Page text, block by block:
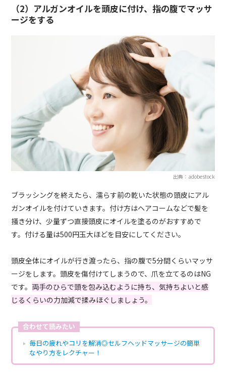
（2）アルガンオイルを頭皮に付け、指の腹でマッサ
ージをする
出典：adobestock
ブラッシングを終えたら、濡らす前の乾いた状態の頭皮にアル
ガンオイルを付けていきます。付け方はヘアコームなどで髪を
掻き分け、少量ずつ直接頭皮にオイルを塗るのがおすすめで
す。付ける量は500円玉大ほどを目安にしてください。
頭皮全体にオイルが行き渡ったら、指の腹で5分間くらいマッサ
ージをします。頭皮を傷付けてしまうので、爪を立てるのはNG
です。両手のひらで頭を包み込むように持ち、気持ちよいと感
じるくらいの力加減で揉みほぐしましょう。
合わせて読みたい
毎日の疲れやコリを解消◎セルフヘッドマッサージの簡単
なやり方をレクチャー！